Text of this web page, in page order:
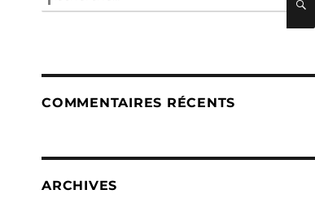
pour :
COMMENTAIRES RÉCENTS
ARCHIVES